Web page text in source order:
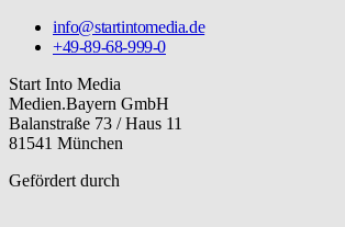
info@startintomedia.de
+49-89-68-999-0
Start Into Media
Medien.Bayern GmbH
Balanstraße 73 / Haus 11
81541 München
Gefördert durch